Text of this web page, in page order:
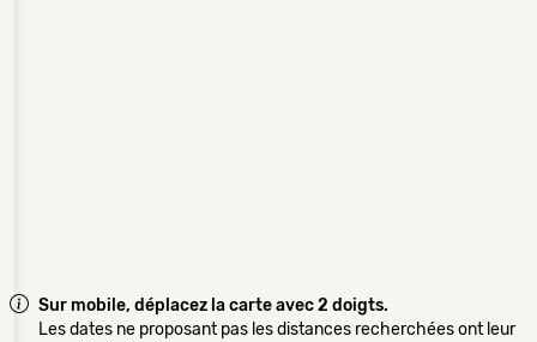
Sur mobile, déplacez la carte avec 2 doigts.
Les dates ne proposant pas les distances recherchées ont leur